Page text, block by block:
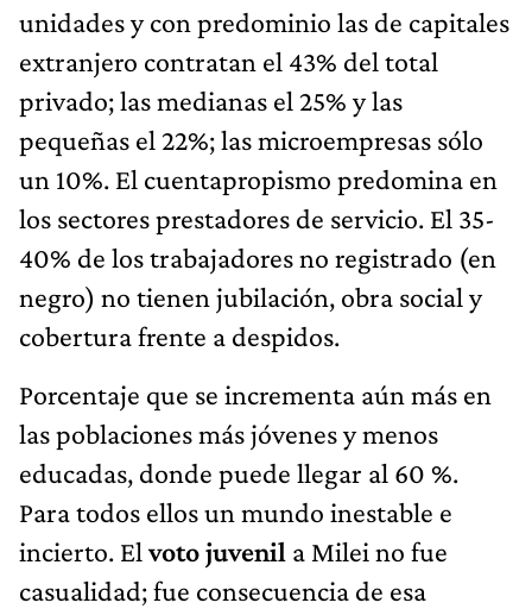
unidades y con predominio las de capitales
extranjero contratan el 43% del total
privado; las medianas el 25% y las
pequeñas el 22%; las microempresas sólo
un 10%. El cuentapropismo predomina en
los sectores prestadores de servicio. El 35-
40% de los trabajadores no registrado (en
negro) no tienen jubilación, obra social y
cobertura frente a despidos.
Porcentaje que se incrementa aún más en
las poblaciones más jóvenes y menos
educadas, donde puede llegar al 60 %.
Para todos ellos un mundo inestable e
incierto. Elvoto juvenil a Milei no fue
casualidad; fue consecuencia de esa